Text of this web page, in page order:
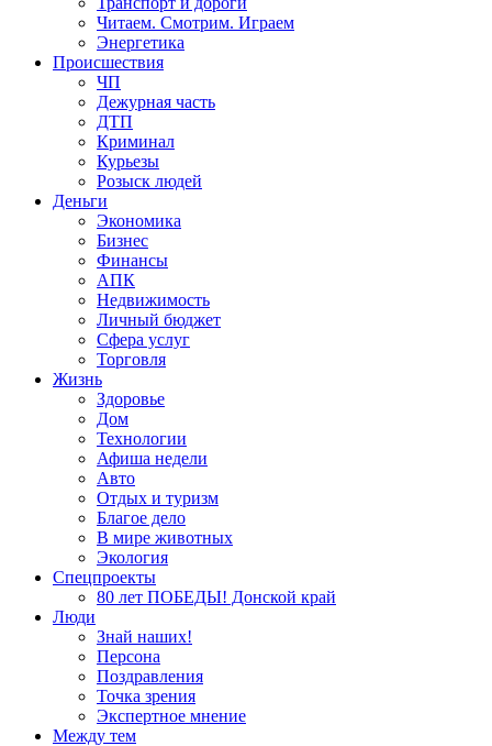
Читаем. Смотрим. Играем
Энергетика
Происшествия
ЧП
Дежурная часть
ДТП
Криминал
Курьезы
Розыск людей
Деньги
Экономика
Бизнес
Финансы
АПК
Недвижимость
Личный бюджет
Сфера услуг
Торговля
Жизнь
Здоровье
Дом
Технологии
Афиша недели
Авто
Отдых и туризм
Благое дело
В мире животных
Экология
Спецпроекты
80 лет ПОБЕДЫ! Донской край
Люди
Знай наших!
Персона
Поздравления
Точка зрения
Экспертное мнение
Между тем